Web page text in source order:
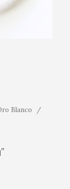
Blanco